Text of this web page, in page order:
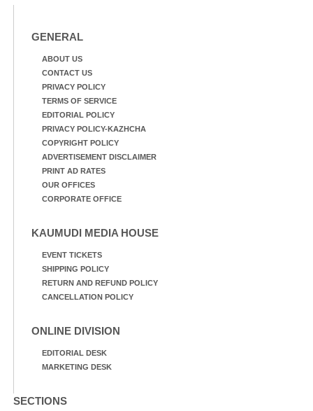
GENERAL
ABOUT US
CONTACT US
PRIVACY POLICY
TERMS OF SERVICE
EDITORIAL POLICY
PRIVACY POLICY-KAZHCHA
COPYRIGHT POLICY
ADVERTISEMENT DISCLAIMER
PRINT AD RATES
OUR OFFICES
CORPORATE OFFICE
KAUMUDI MEDIA HOUSE
EVENT TICKETS
SHIPPING POLICY
RETURN AND REFUND POLICY
CANCELLATION POLICY
ONLINE DIVISION
EDITORIAL DESK
MARKETING DESK
SECTIONS